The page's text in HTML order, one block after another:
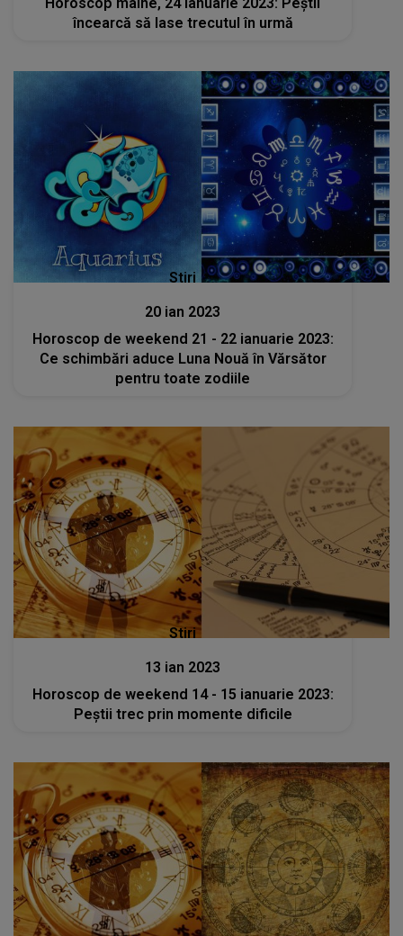
încearcă să lase trecutul în urmă
Stiri
20 ian 2023
Horoscop de weekend 21 - 22 ianuarie 2023:
Ce schimbări aduce Luna Nouă în Vărsător
pentru toate zodiile
Stiri
13 ian 2023
Horoscop de weekend 14 - 15 ianuarie 2023:
Peștii trec prin momente dificile